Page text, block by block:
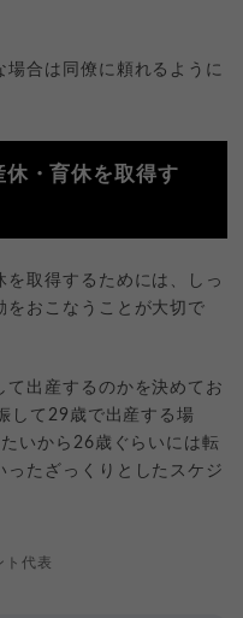
合は同僚に頼れるように
・育休を取得す
取得するためには、しっ
をおこなうことが大切で
出産するのかを決めてお
して29歳で出産する場
いから26歳ぐらいには転
たざっくりとしたスケジ
ト代表